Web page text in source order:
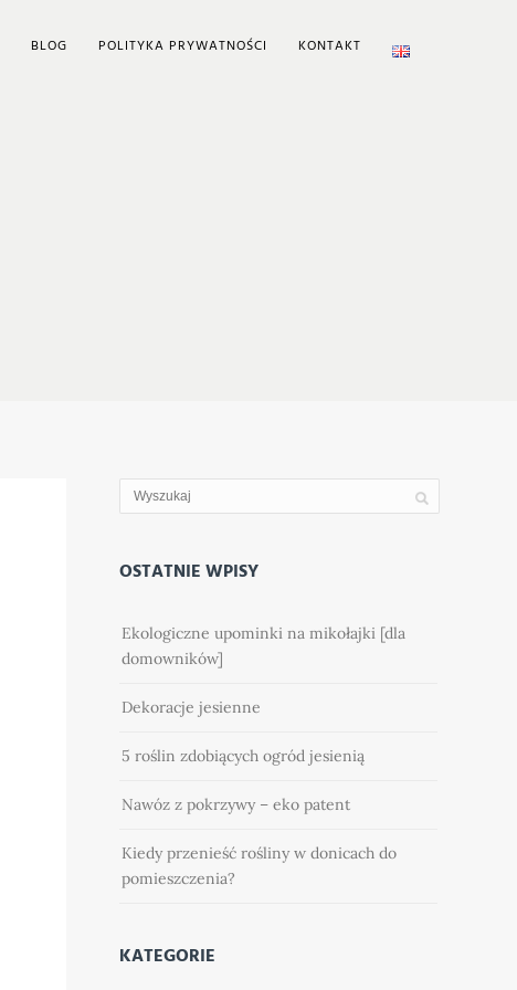
BLOG POLITYKA PRYWATNOŚCI KONTAKT
OSTATNIE WPISY
Ekologiczne upominki na mikołajki [dla
domowników]
Dekoracje jesienne
5 roślin zdobiących ogród jesienią
Nawóz z pokrzywy – eko patent
Kiedy przenieść rośliny w donicach do
pomieszczenia?
KATEGORIE